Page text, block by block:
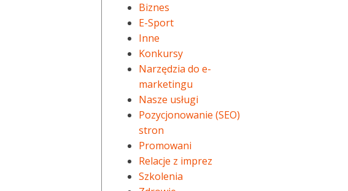
Biznes
E-Sport
Inne
Konkursy
Narzędzia do e-
marketingu
Nasze usługi
Pozycjonowanie (SEO)
stron
Promowani
Relacje z imprez
Szkolenia